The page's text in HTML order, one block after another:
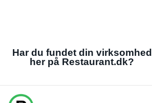
Har du fundet din virksomhed
her på Restaurant.dk?